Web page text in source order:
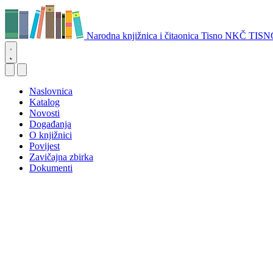
Narodna knjižnica i čitaonica Tisno NKČ
Naslovnica
Katalog
Novosti
Događanja
O knjižnici
Povijest
Zavičajna zbirka
Dokumenti